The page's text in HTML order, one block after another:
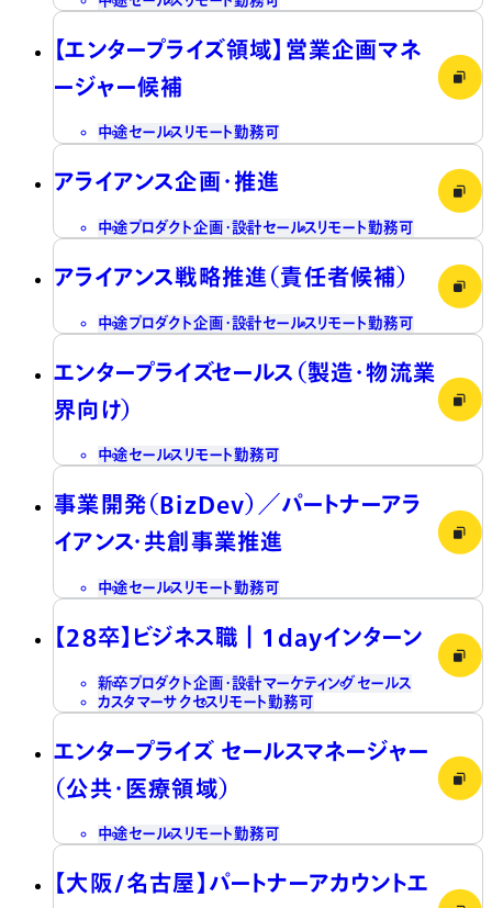
【エンタープライズ領域】営業企画マネ
ージャー候補
中途セールス リモート勤務可
アライアンス企画・推進
中途プロダクト企画・設計セールスリモート勤務可
アライアンス戦略推進（責任者候補）
中途プロダクト企画・設計セールス リモート勤務可
エンタープライズセールス（製造・物流業
界向け）
中途セールス リモート勤務可
事業開発（BizDev）／パートナーアラ
イアンス・共創事業推進
中途セールス リモート勤務可
【28卒】ビジネス職┃1dayインターン
新卒プロダクト企画・設計マーケティングセールス
カスタマーサクセス リモート勤務可
エンタープライズ セールスマネージャー
（公共・医療領域）
中途セールス リモート勤務可
【大阪/名古屋】パートナーアカウントエ